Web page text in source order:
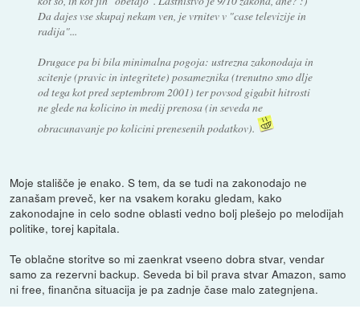
Da dajes vse skupaj nekam ven, je vrnitev v "case televizije in
radija"...
Drugace pa bi bila minimalna pogoja: ustrezna zakonodaja in
scitenje (pravic in integritete) posameznika (trenutno smo dlje
od tega kot pred septembrom 2001) ter povsod gigabit hitrosti
ne glede na kolicino in medij prenosa (in seveda ne
obracunavanje po kolicini prenesenih podatkov).
Moje stališče je enako. S tem, da se tudi na zakonodajo ne
zanašam preveč, ker na vsakem koraku gledam, kako
zakonodajne in celo sodne oblasti vedno bolj plešejo po melodijah
politike, torej kapitala.
Te oblačne storitve so mi zaenkrat vseeno dobra stvar, vendar
samo za rezervni backup. Seveda bi bil prava stvar Amazon, samo
ni free, finančna situacija je pa zadnje čase malo zategnjena.